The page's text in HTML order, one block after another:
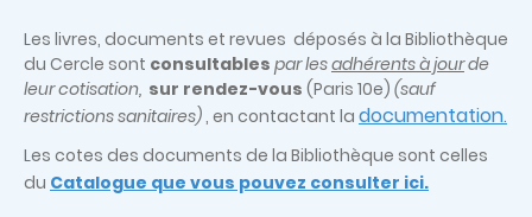
Les livres, documents et revues déposés à la Bibliothèque
du Cercle sont consultables par lesadhérents à jourde
leur cotisation, sur rendez-vous (Paris 10e) (sauf
restrictions sanitaires), en contactant la documentation.
Les cotes des documents de la Bibliothèque sont celles
du Catalogue que vous pouvez consulter ici.